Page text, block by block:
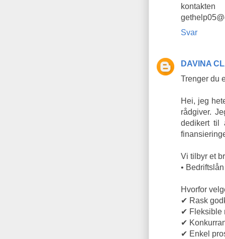
Svar
DAVINA
Trenger du
Hei, jeg
rådgiver.
dedikert til
Vi tilbyr et
•
Hvorfor
✔ Rask
✔ Fleksible
✔
✔ Enkel